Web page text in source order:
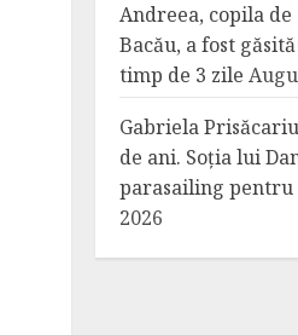
Andreea, copila
Bacău, a fost
timp de 3 zile
Gabriela
de ani. Soția lui
parasailing
2026